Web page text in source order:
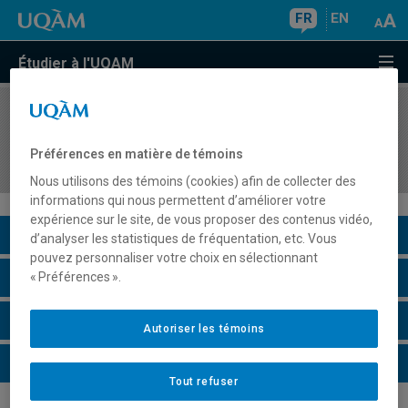
FR EN
Étudier à l'UQAM
COURS//
Unis de 1898 à nos jours
Description du cours
Horaire - Été 2026
Horaire - Automne 2026
Horaire - Hiver 2027
Préférences en matière de témoins
Nous utilisons des témoins (cookies) afin de collecter des
informations qui nous permettent d’améliorer votre
expérience sur le site, de vous proposer des contenus vidéo,
d’analyser les statistiques de fréquentation, etc. Vous
pouvez personnaliser votre choix en sélectionnant
« Préférences ».
Tout refuser
Autoriser les témoins